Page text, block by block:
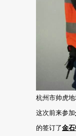
杭州市帅虎
这次前来参加
的签订了金